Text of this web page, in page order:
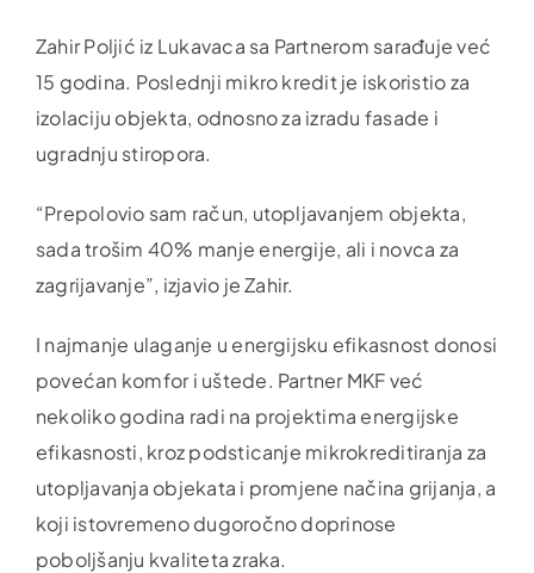
Zahir Poljić iz Lukavaca sa Partnerom sarađuje već
15 godina. Poslednji mikro kredit je iskoristio za
izolaciju objekta, odnosno za izradu fasade i
ugradnju stiropora.
“Prepolovio sam račun, utopljavanjem objekta,
sada trošim 40% manje energije, ali i novca za
zagrijavanje”, izjavio je Zahir.
I najmanje ulaganje u energijsku efikasnost donosi
povećan komfor i uštede. Partner MKF već
nekoliko godina radi na projektima energijske
efikasnosti, kroz podsticanje mikrokreditiranja za
utopljavanja objekata i promjene načina grijanja, a
koji istovremeno dugoročno doprinose
poboljšanju kvaliteta zraka.